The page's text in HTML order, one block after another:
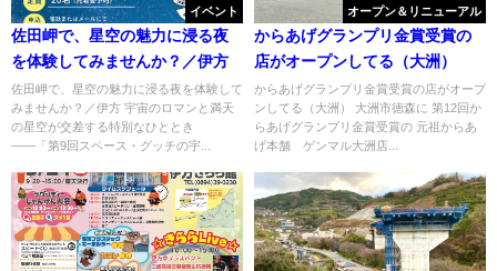
イベント
佐田岬で、星空の魅力に浸る夜
を体験してみませんか？／伊方
佐田岬で、星空の魅力に浸る夜を体験して
みませんか？／伊方 宇宙のロマンと満天
の星空が交差する特別なひととき
――「第9回スペース・グッチの宇...
オープン＆リニューアル
からあげグランプリ金賞受賞の
店がオープンしてる（大洲）
からあげグランプリ金賞受賞の店がオープ
ンしてる（大洲） 大洲市徳森に 第12回か
らあげグランプリ金賞受賞の 元祖からあ
げ本舗 ゲンマル大洲店...